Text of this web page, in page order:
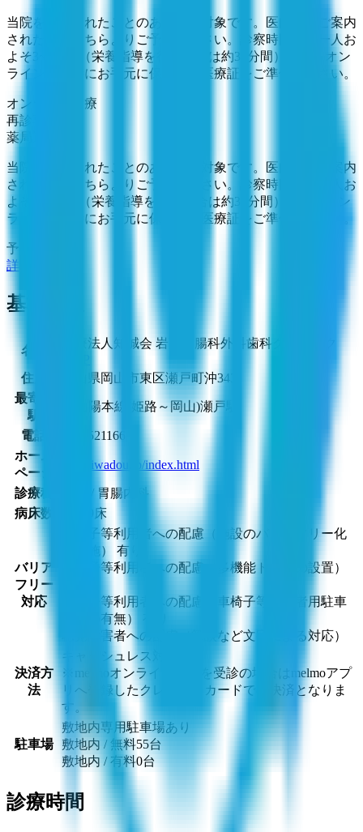
当院を受診されたことのある方が対象です。医師よりご案内
された方はこちらよりご予約ください。診察時間はお一人お
よそ3~5分間（栄養指導を行う場合は約30分間）です。オン
ライン診療時にお手元に保険証・医療証をご準備ください。
オンライン診療
再診専用
薬局選択可
当院を受診されたことのある方が対象です。医師よりご案内
された方はこちらよりご予約ください。診察時間はお一人お
よそ3~5分間（栄養指導を行う場合は約30分間）です。オン
ライン診療時にお手元に保険証・医療証をご準備ください。
予約可能：
詳細を見る
基本情報
名称
医療法人知誠会 岩藤胃腸科外科歯科クリニック
住所
岡山県岡山市東区瀬戸町沖343
最寄り
駅
JR山陽本線(姫路～岡山)瀬戸駅
電話
0869521166
ホーム
ページ
http://iwadou.jp/index.html
診療科
内科 / 胃腸内科
病床数
1〜19床
バリア
フリー
対応
車椅子等利用者への配慮（施設のバリアフリー化
の実施） 有り
車椅子等利用者への配慮（多機能トイレの設置）
車椅子等利用者への配慮（車椅子等利用者用駐車
施設の有無） 有り
聴覚障害者への配慮（筆談など文字による対応）
決済方
法
キャッシュレス対応なし
※melmoオンライン診療を受診の場合はmelmoアプ
リへ登録したクレジットカードでの決済となりま
す。
駐車場
敷地内専用駐車場あり
敷地内 / 無料55台
敷地内 / 有料0台
診療時間